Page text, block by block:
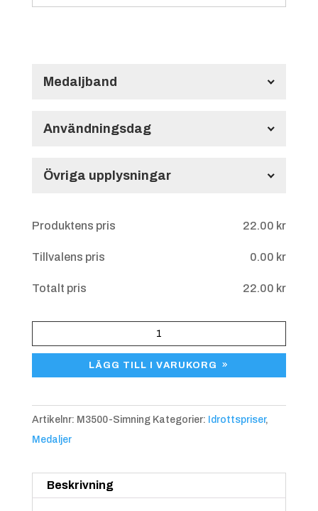
Medaljband
700x22 mm
Användningsdag
Övriga upplysningar
Produktens pris 22.00 kr
Tillvalens pris 0.00 kr
Totalt pris 22.00 kr
Simning
LÄGG TILL I VARUKORG
Artikelnr: M3500-Simning Kategorier: Idrottspriser,
Medaljer
Beskrivning